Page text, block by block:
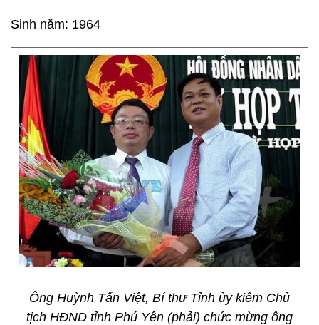
Sinh năm: 1964
Ông Huỳnh Tấn Việt, Bí thư Tỉnh ủy kiêm Chủ
tịch HĐND tỉnh Phú Yên (phải) chức mừng ông